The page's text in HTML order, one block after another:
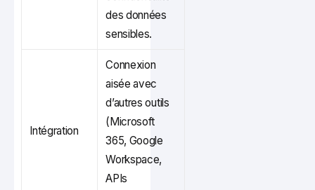
des données
sensibles.
Intégration
Connexion
aisée avec
d’autres outils
(Microsoft
365, Google
Workspace,
APIs